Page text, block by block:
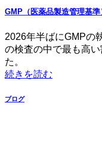
GMP（医薬品製造管理基
2026年半ばにGMPの
の検査の中で最も高
た。
続きを読む
ブログ